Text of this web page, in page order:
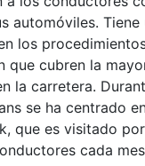
automóviles. Tiene
los
que cubren la
la carretera.
se ha centrado
que es visitado
cada